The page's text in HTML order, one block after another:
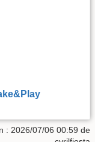
: 2026/07/06 00:59 de